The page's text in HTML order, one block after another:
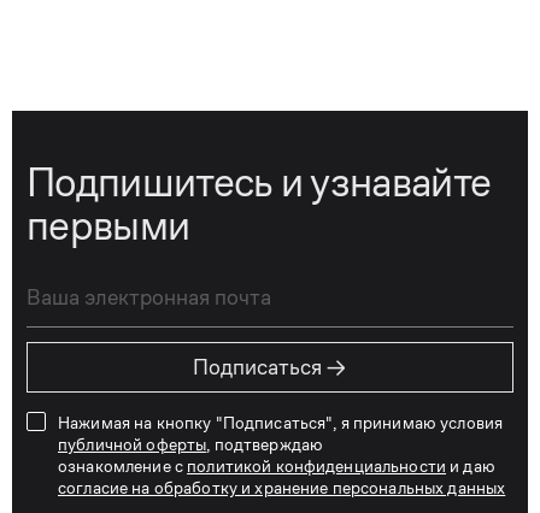
Подпишитесь и узнавайте
первыми
Подписаться →
Нажимая на кнопку "Подписаться", я принимаю условия
публичной оферты , подтверждаю
ознакомление с политикой конфиденциальности и даю
согласие на обработку и хранение персональных данных